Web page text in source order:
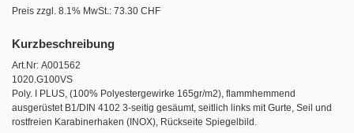
Preis zzgl. 8.1% MwSt.: 73.30 CHF
Kurzbeschreibung
Art.Nr: A001562
1020.G100VS
Poly. I PLUS, (100% Polyestergewirke 165gr/m2), flammhemmend
ausgerüstet B1/DIN 4102 3-seitig gesäumt, seitlich links mit Gurte, Seil und
rostfreien Karabinerhaken (INOX), Rückseite Spiegelbild.